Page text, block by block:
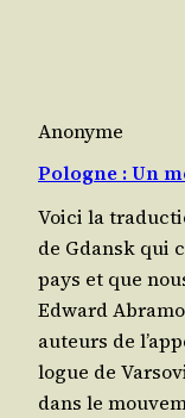
Anonyme
Pologne : Un
Voi­ci la
de Gdansk qui
pays et que
Edward
auteurs de
logue de
dans le